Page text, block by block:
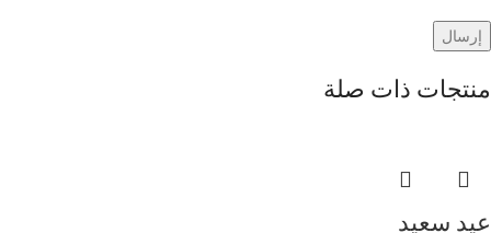
منتجات ذات صلة
عيد سعيد